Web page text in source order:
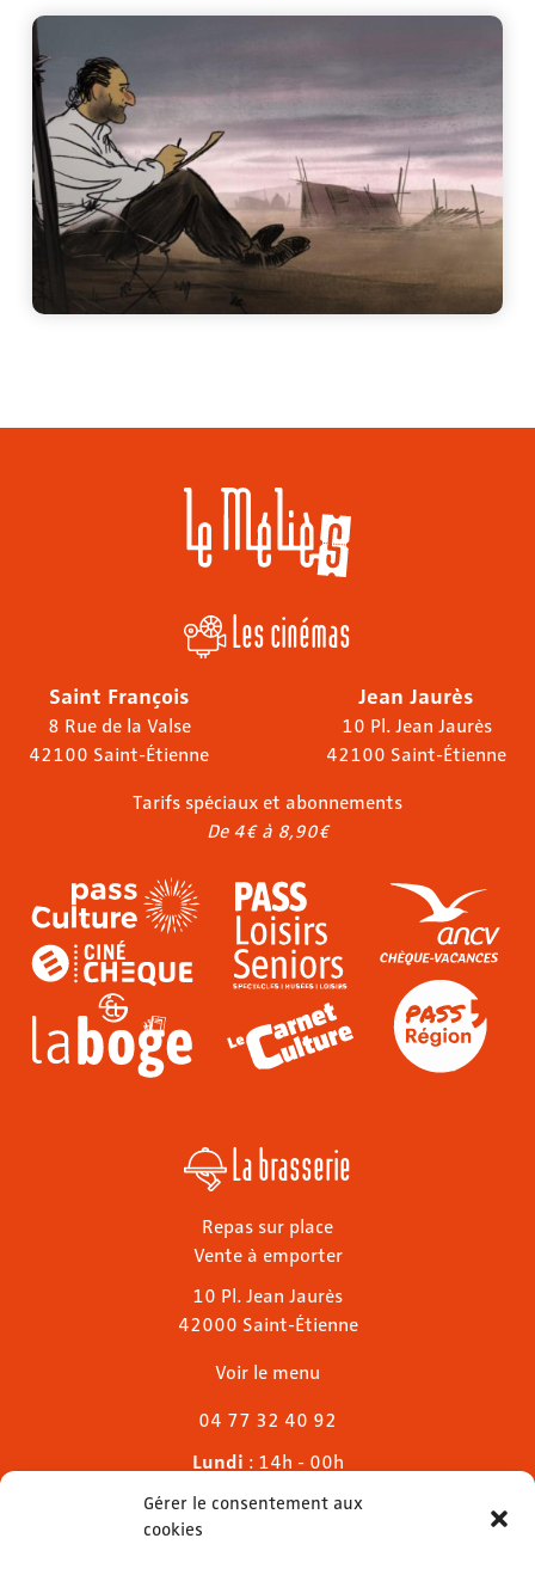
Gérer le consentement aux
cookies
Les cinémas
Saint François
8 Rue de la Valse
42100 Saint-Étienne
Jean Jaurès
10 Pl. Jean Jaurès
42100 Saint-Étienne
Tarifs spéciaux et abonnements
De 4€ à 8,90€
La brasserie
Repas sur place
Vente à emporter
10 Pl. Jean Jaurès
42000 Saint-Étienne
Voir le menu
04 77 32 40 92
Lundi : 14h - 00h
Mardi & mercredi
Jeudi